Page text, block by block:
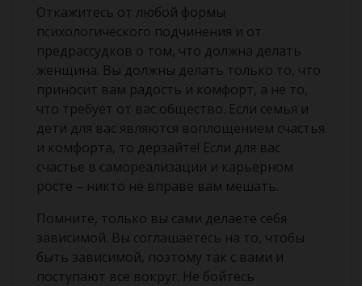
Откажитесь от любой формы
психологического подчинения и от
предрассудков о том, что должна делать
женщина. Вы должны делать только то, что
приносит вам радость и комфорт, а не то,
что требует от вас общество. Если семья и
дети для вас являются воплощением счастья
и комфорта, то дерзайте! Если для вас
счастье в самореализации и карьерном
росте – никто не вправе вам мешать.
Помните, только вы сами делаете себя
зависимой. Вы соглашаетесь на то, чтобы
быть зависимой, поэтому так с вами и
поступают все вокруг. Не бойтесь